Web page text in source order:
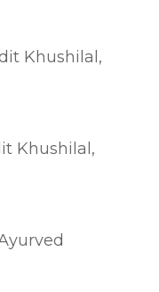
Khushilal,
Khushilal,